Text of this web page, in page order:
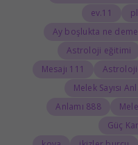
11.ev
Ay boşlukta ne
Astroloji eğitimi
111 Mesajı
888 Anlamı
Güç